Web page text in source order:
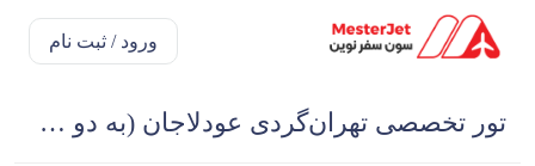
ورود / ثبت نام
تور تخصصی تهران‌گردی عودلاجان (به دو زبان فارسی و انگلیسی)